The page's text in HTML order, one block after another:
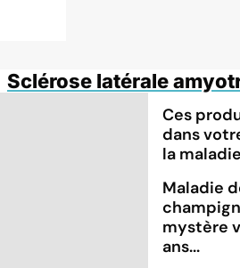
Sclérose latérale
Ces
dans
la
Maladie
mystère
ans...